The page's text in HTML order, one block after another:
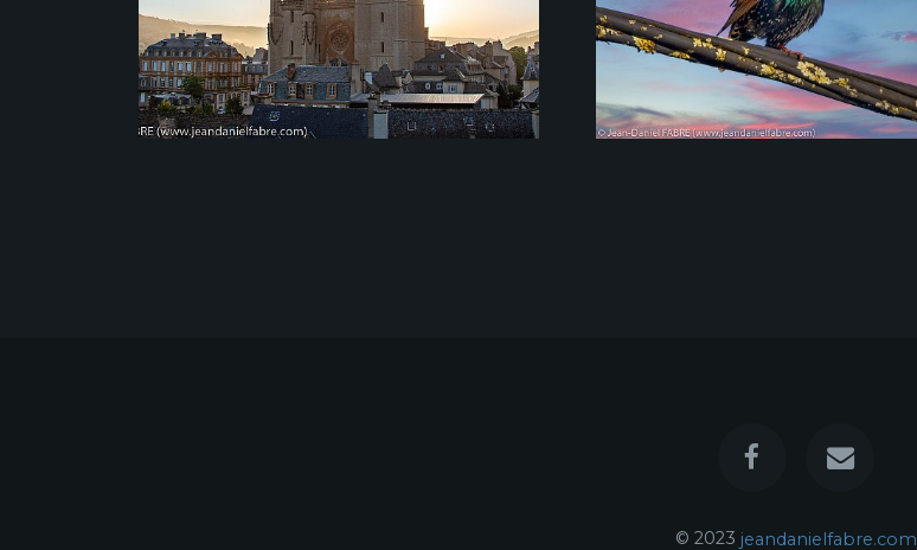
© 2023 jeandanielfabre.com